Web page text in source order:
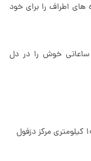
اطراف را برای خود
ساعاتی خوش را در دل